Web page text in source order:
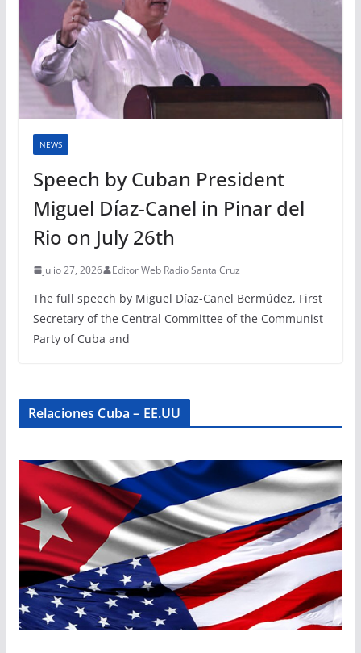
NEWS
Speech by Cuban President
Miguel Díaz-Canel in Pinar del
Rio on July 26th
julio 27, 2026 Editor Web Radio Santa Cruz
The full speech by Miguel Díaz-Canel Bermúdez, First
Secretary of the Central Committee of the Communist
Party of Cuba and
Relaciones Cuba – EE.UU